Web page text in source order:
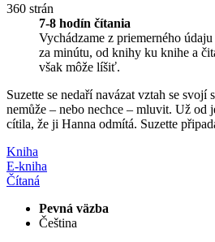
360 strán
7-8 hodín čítania
Vychádzame z priemerného
za minútu, od knihy ku knihe a
však môže líšiť.
Suzette se nedaří navázat vztah se svojí
nemůže – nebo nechce – mluvit. Už od
cítila, že ji Hanna odmítá. Suzette
Kniha
E-kniha
Čítaná
Pevná väzba
Čeština